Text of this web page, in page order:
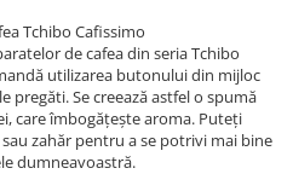
Tchibo Cafissimo
de cafea din seria Tchibo
utilizarea butonului din mijloc
pregăti. Se creează astfel o spumă
care îmbogățește aroma. Puteți
zahăr pentru a se potrivi mai bine
dumneavoastră.